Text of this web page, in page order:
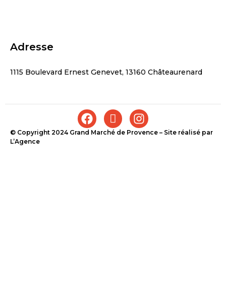
Adresse
1115 Boulevard Ernest Genevet, 13160 Châteaurenard
© Copyright 2024 Grand Marché de Provence – Site réalisé par
L’Agence